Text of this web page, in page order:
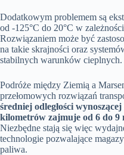
Dodatkowym problemem są
od -125°C do 20°C w
Rozwiązaniem może być
na takie skrajności oraz
stabilnych warunków cieplnych.
Podróże między Ziemią a
przełomowych rozwiązań
średniej odległości
kilometrów zajmuje od 6 do 9
Niezbędne stają się więc
technologie pozwalające
paliwa.